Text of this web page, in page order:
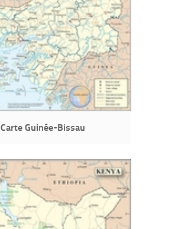
Carte Guinée-Bissau